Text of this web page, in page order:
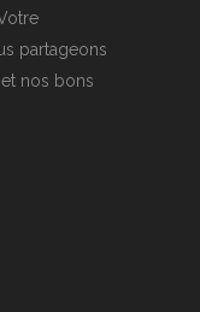
partageons
nos bons